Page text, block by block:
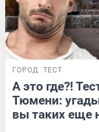
ГОРОД ТЕСТ
А это где?!
Тюмени:
вы таких еще